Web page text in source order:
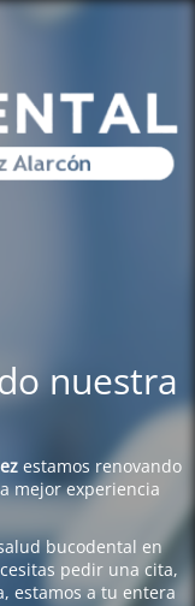
nuestra
estamos renovando
mejor experiencia
bucodental en
pedir una cita,
estamos a tu entera